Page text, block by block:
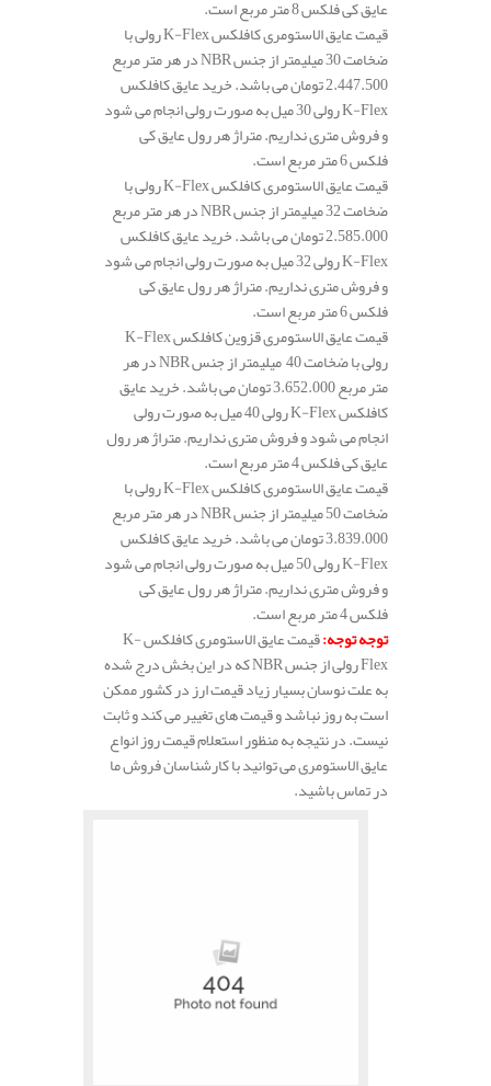
عایق کی فلکس 8 متر مربع است.
قیمت عایق الاستومری کافلکس K-Flex رولی با
ضخامت 30 میلیمتر از جنس NBR در هر متر مربع
2.447.500 تومان می باشد. خرید عایق کافلکس
K-Flex رولی 30 میل به صورت رولی انجام می شود
و فروش متری نداریم. متراژ هر رول عایق کی
فلکس 6 متر مربع است.
قیمت عایق الاستومری کافلکس K-Flex رولی با
ضخامت 32 میلیمتر از جنس NBR در هر متر مربع
2.585.000 تومان می باشد. خرید عایق کافلکس
K-Flex رولی 32 میل به صورت رولی انجام می شود
و فروش متری نداریم. متراژ هر رول عایق کی
فلکس 6 متر مربع است.
قیمت عایق الاستومری قزوین کافلکس K-Flex
رولی با ضخامت 40 میلیمتر از جنس NBR در هر
متر مربع 3.652.000 تومان می باشد. خرید عایق
کافلکس K-Flex رولی 40 میل به صورت رولی
انجام می شود و فروش متری نداریم. متراژ هر رول
عایق کی فلکس 4 متر مربع است.
قیمت عایق الاستومری کافلکس K-Flex رولی با
ضخامت 50 میلیمتر از جنس NBR در هر متر مربع
3.839.000 تومان می باشد. خرید عایق کافلکس
K-Flex رولی 50 میل به صورت رولی انجام می شود
و فروش متری نداریم. متراژ هر رول عایق کی
فلکس 4 متر مربع است.
توجه توجه:
قیمت عایق الاستومری کافلکس K-
Flex رولی از جنس NBR که در این بخش درج شده
به علت نوسان بسیار زیاد قیمت ارز در کشور ممکن
است به روز نباشد و قیمت های تغییر می کند و ثابت
نیست. در نتیجه به منظور استعلام قیمت روز انواع
عایق الاستومری می توانید با کارشناسان فروش ما
در تماس باشید.